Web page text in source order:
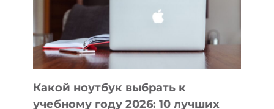
СОЗДАВАТЬ
БЕЗ
СЛОЖНОГО
КОДА
Какой ноутбук выбрать к
учебному году 2026: 10 лучших